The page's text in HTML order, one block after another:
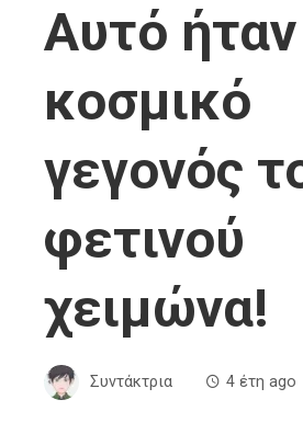
Αυτό
κοσμικό
γεγονός
φετινού
χειμώνα!
Συντάκτρια
4 έτη ago